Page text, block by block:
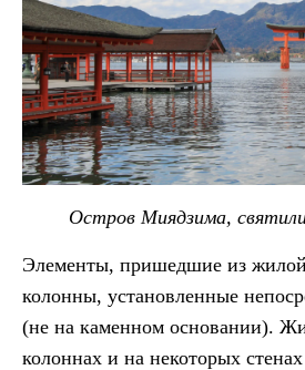
Остров Миядзима,
Элементы, пришедшие из
колонны, установленные
(не на каменном основании).
колоннах и на некоторых